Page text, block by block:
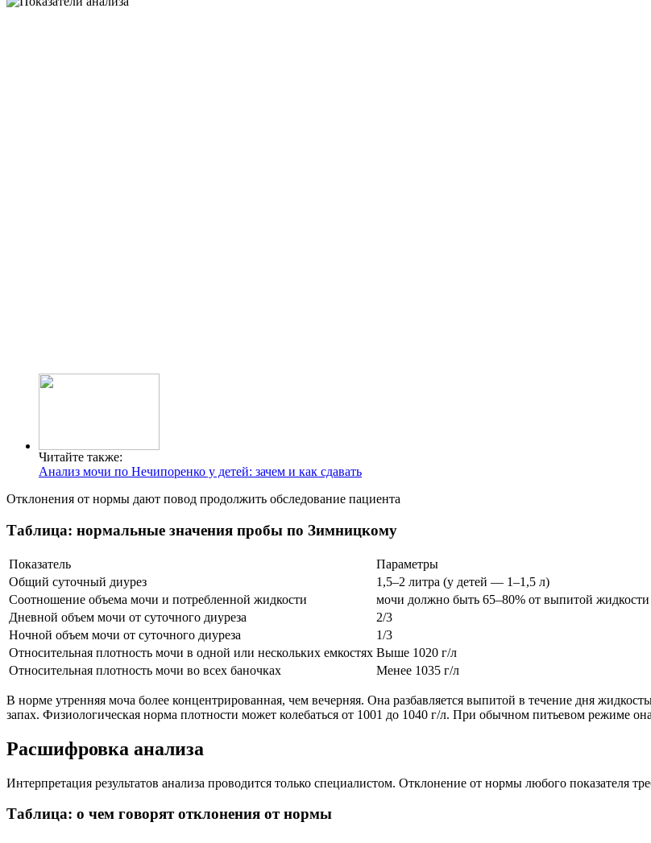
Читайте также:
Анализ мочи по Нечипоренко у детей: зачем и как сдавать
Отклонения от нормы дают повод продолжить обследование пациента
Таблица: нормальные значения пробы по Зимницкому
Показатель
Параметры
Общий суточный диурез
1,5–2 литра (у детей — 1–1,5 л)
Соотношение объема мочи и потребленной жидкости
мочи должно быть 65–80% от выпитой жидкости
Дневной объем мочи от суточного диуреза
2/3
Ночной объем мочи от суточного диуреза
1/3
Относительная плотность мочи в одной или нескольких емкостях Выше 1020 г/л
Относительная плотность мочи во всех баночках
Менее 1035 г/л
В норме утренняя моча более концентрированная, чем вечерняя. Она разбавляется выпитой в течение дня
запах. Физиологическая норма плотности может колебаться от 1001 до 1040 г/л. При обычном питьевом режиме
Расшифровка анализа
Интерпретация результатов анализа проводится только специалистом. Отклонение от нормы любого показателя
Таблица: о чем говорят отклонения от нормы